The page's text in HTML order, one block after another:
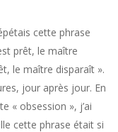
cette phrase
prêt, le maître
le maître disparaît ».
jour après jour. En
« obsession », j’ai
cette phrase était si